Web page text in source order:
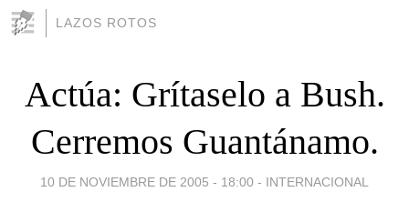
LAZOS ROTOS
Actúa: Grítaselo a Bush.
Cerremos Guantánamo.
10 DE NOVIEMBRE DE 2005 - 18:00 - INTERNACIONAL